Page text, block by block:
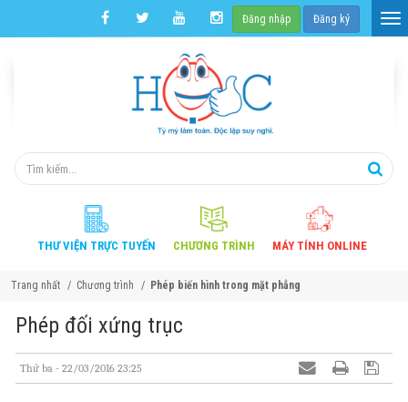
Đăng nhập Đăng ký
THƯ VIỆN TRỰC TUYẾN CHƯƠNG TRÌNH MÁY TÍNH ONLINE
Trang nhất Chương trình Phép biến hình trong mặt phẳng
Phép đối xứng trục
Thứ ba - 22/03/2016 23:25